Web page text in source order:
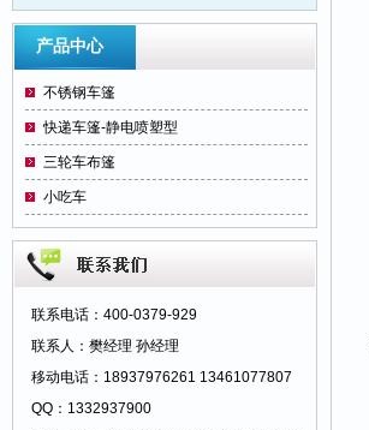
洛阳三轮车篷大王位于洛阳市纱厂东路与金
谷园路交叉口向东20米路北， 本厂生产订
做各种型号电动三轮车蓬（军绿、迷彩、海
蓝、红色）本产品主要优点： 设计创意：线
条流畅、外观动感力强、高雅华贵、使人赏
心悦目。 安装方便：装配任何车型，不需要
打孔、不切割、不焊接、不破坏原车的表
面。 个性时尚：根据个人需要，可折叠、可
拆卸、高低可升降。 四季实用：冬季挡寒保
暖、夏季遮阳防雨、实用舒心。 适装车型：
1、老年休闲车。2、双排座方斗车。3、客
货折叠车。4、座椅休闲车5、特殊车型 可
另外提供：样车、样图、规格数据另行设
计。
产品中心
不锈钢车篷
快递车篷-静电喷塑型
三轮车布篷
小吃车
联系电话：400-0379-929
联系人：樊经理 孙经理
移动电话：18937976261 13461077807
QQ：1332937900